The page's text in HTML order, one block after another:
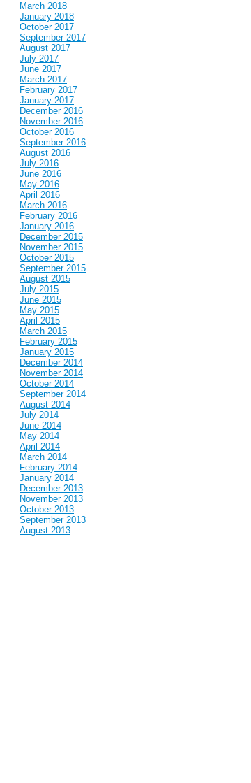
March 2018
January 2018
October 2017
September 2017
August 2017
July 2017
June 2017
March 2017
February 2017
January 2017
December 2016
November 2016
October 2016
September 2016
August 2016
July 2016
June 2016
May 2016
April 2016
March 2016
February 2016
January 2016
December 2015
November 2015
October 2015
September 2015
August 2015
July 2015
June 2015
May 2015
April 2015
March 2015
February 2015
January 2015
December 2014
November 2014
October 2014
September 2014
August 2014
July 2014
June 2014
May 2014
April 2014
March 2014
February 2014
January 2014
December 2013
November 2013
October 2013
September 2013
August 2013